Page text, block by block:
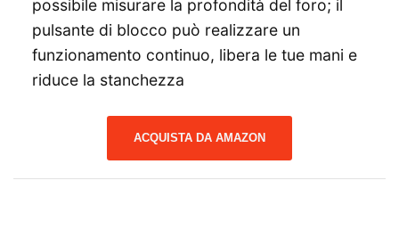
possibile misurare la profondità del foro; il
pulsante di blocco può realizzare un
funzionamento continuo, libera le tue mani e
riduce la stanchezza
ACQUISTA DA AMAZON